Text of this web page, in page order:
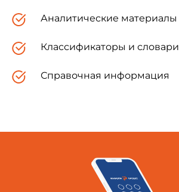
Аналитические материалы
Классификаторы и словари
Справочная информация